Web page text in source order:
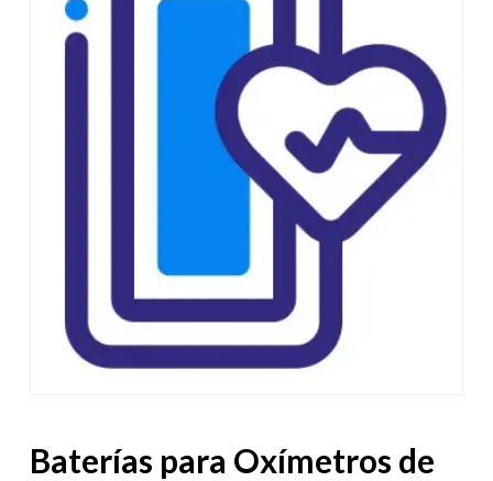
Baterías para Oxímetros de